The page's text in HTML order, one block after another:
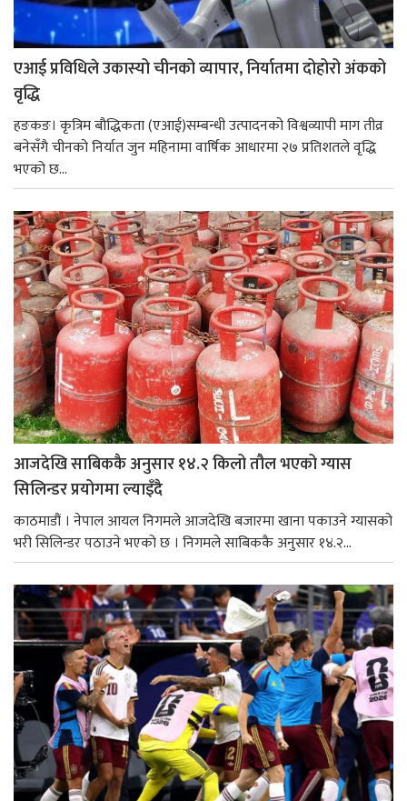
एआई प्रविधिले उकास्यो चीनको व्यापार, निर्यातमा दोहोरो अंकको
वृद्धि
हङकङ। कृत्रिम बौद्धिकता (एआई)सम्बन्धी उत्पादनको विश्वव्यापी माग तीव्र
बनेसँगै चीनको निर्यात जुन महिनामा वार्षिक आधारमा २७ प्रतिशतले वृद्धि
भएको छ...
आजदेखि साबिककै अनुसार १४.२ किलो तौल भएको ग्यास
सिलिन्डर प्रयोगमा ल्याइँदै
काठमाडौं । नेपाल आयल निगमले आजदेखि बजारमा खाना पकाउने ग्यासको
भरी सिलिन्डर पठाउने भएको छ । निगमले साबिककै अनुसार १४.२...